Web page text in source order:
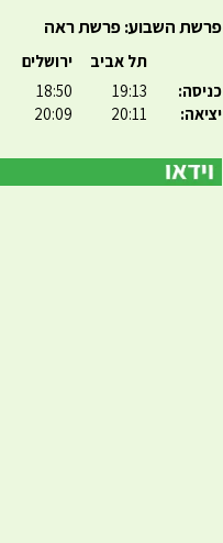
פרשת השבוע: פרשת ראה
כניסה:
יציאה:
תל אביב
19:13
20:11
ירושלים
18:50
20:09